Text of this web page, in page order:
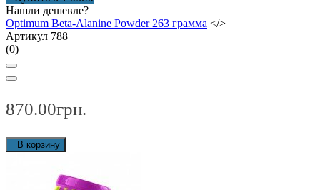
Нашли дешевле?
Optimum Beta-Alanine Powder 263 грамма </>
Артикул 788
(0)
870.00грн.
В корзину